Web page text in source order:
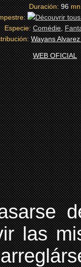
Duración:96mn
Especie:Comédie,
Wayans
WEB OFICIAL
las